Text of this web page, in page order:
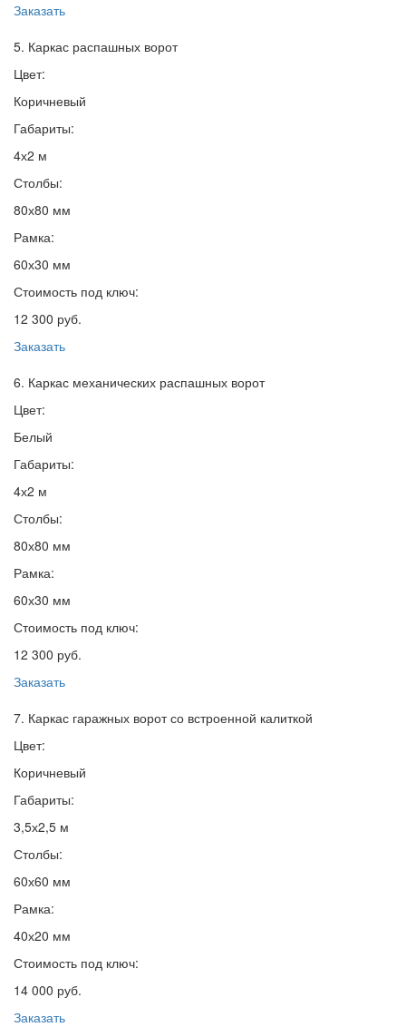
Заказать
5. Каркас распашных ворот
Цвет:
Коричневый
Габариты:
4х2 м
Столбы:
80х80 мм
Рамка:
60х30 мм
Стоимость под ключ:
12 300 руб.
Заказать
6. Каркас механических распашных ворот
Цвет:
Белый
Габариты:
4х2 м
Столбы:
80х80 мм
Рамка:
60х30 мм
Стоимость под ключ:
12 300 руб.
Заказать
7. Каркас гаражных ворот со встроенной калиткой
Цвет:
Коричневый
Габариты:
3,5х2,5 м
Столбы:
60х60 мм
Рамка:
40х20 мм
Стоимость под ключ:
14 000 руб.
Заказать